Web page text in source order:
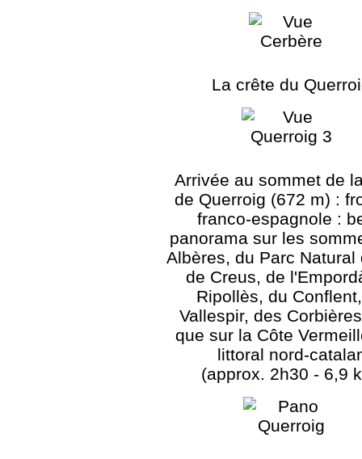
La crête du
Arrivée au sommet de
de Querroig (672 m) :
franco-espagnole :
panorama sur les
Albères, du Parc Natural
de Creus, de
Ripollès, du
Vallespir, des
que sur la Côte
littoral nord-
(approx. 2h30 - 6,9